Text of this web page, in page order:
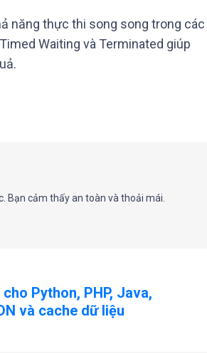
năng thực thi song song trong các
Waiting và Terminated giúp
Bạn cảm thấy an toàn và thoải mái.
Python, PHP, Java,
và cache dữ liệu